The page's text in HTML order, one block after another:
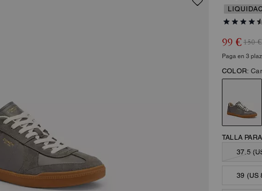
99 € 150 €
Paga en 3
COLOR:
TALLA
37.5
39 (US